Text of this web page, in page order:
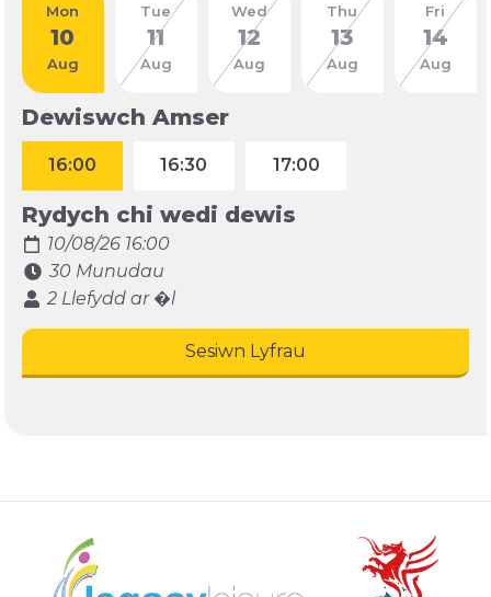
Mon
10
Aug
Tue
11
Aug
Wed
12
Aug
Thu
13
Aug
Fri
14
Aug
Dewiswch Amser
16:00 16:30 17:00
Rydych chi wedi dewis
10/08/26 16:00
30 Munudau
2 Llefydd ar �l
Sesiwn Lyfrau